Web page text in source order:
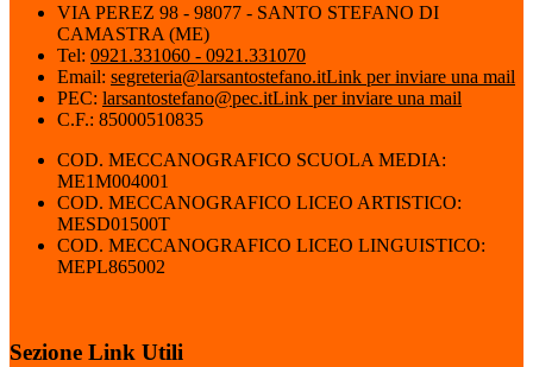
VIA PEREZ 98 - 98077 - SANTO STEFANO DI
CAMASTRA (ME)
Tel: 0921.331060 - 0921.331070
Email: segreteria@larsantostefano.itLink per inviare una mail
PEC: larsantostefano@pec.itLink per inviare una mail
C.F.: 85000510835
COD. MECCANOGRAFICO SCUOLA MEDIA:
ME1M004001
COD. MECCANOGRAFICO LICEO ARTISTICO:
MESD01500T
COD. MECCANOGRAFICO LICEO LINGUISTICO:
MEPL865002
Sezione Link Utili